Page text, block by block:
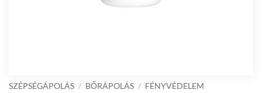
SZÉPSÉGÁPOLÁS / BŐRÁPOLÁS / FÉNYVÉDELEM